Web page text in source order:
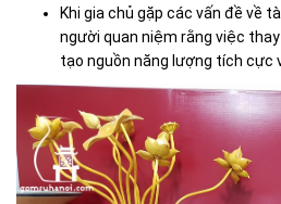
Khi gia chủ gặp các vấn đề về
người quan niệm rằng việc
tạo nguồn năng lượng tích cực